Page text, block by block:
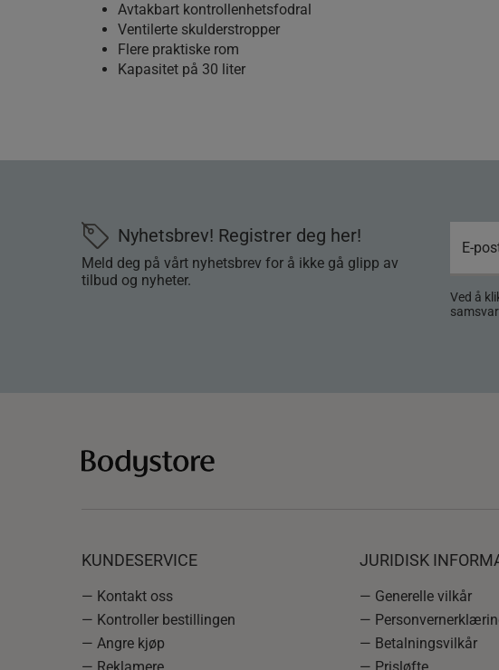
Avtakbart kontrollenhetsfodral
Ventilerte skulderstropper
Flere praktiske rom
Kapasitet på 30 liter
Nyhetsbrev! Registrer deg her!
Meld deg på vårt nyhetsbrev for å ikke gå glipp av
tilbud og nyheter.
Ved å
KUNDESERVICE
— Kontakt oss
— Kontroller bestillingen
— Angre kjøp
— Reklamere
JURIDISK
— Generelle vilkår
—
— Betalningsvilkår
— Prisløfte